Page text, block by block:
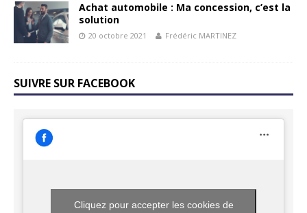
Achat automobile : Ma concession, c’est la
solution
20 octobre 2021 Frédéric MARTINEZ
SUIVRE SUR FACEBOOK
Cliquez pour accepter les cookies de